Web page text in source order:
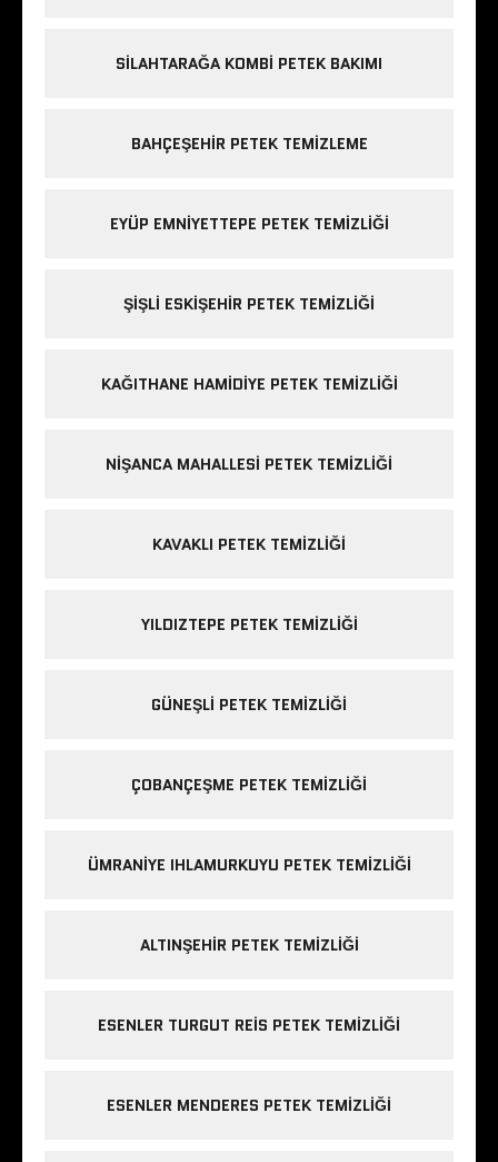
SILAHTARAĞA KOMBI PETEK BAKIMI
BAHÇEŞEHIR PETEK TEMIZLEME
EYÜP EMNIYETTEPE PETEK TEMIZLIĞI
ŞIŞLI ESKIŞEHIR PETEK TEMIZLIĞI
KAĞITHANE HAMIDIYE PETEK TEMIZLIĞI
NIŞANCA MAHALLESI PETEK TEMIZLIĞI
KAVAKLI PETEK TEMIZLIĞI
YILDIZTEPE PETEK TEMIZLIĞI
GÜNEŞLI PETEK TEMIZLIĞI
ÇOBANÇEŞME PETEK TEMIZLIĞI
ÜMRANIYE IHLAMURKUYU PETEK TEMIZLIĞI
ALTINŞEHIR PETEK TEMIZLIĞI
ESENLER TURGUT REIS PETEK TEMIZLIĞI
ESENLER MENDERES PETEK TEMIZLIĞI